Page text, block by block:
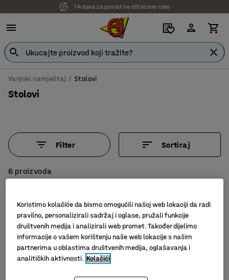
14 dana za povrat ne oštećene robe
Vanjski namještaj Stolovi
Stolovi
Filter Sortiraj
6 proizvoda
Koristimo kolačiće da bismo omogućili našoj web lokaciji da radi
pravilno, personalizirali sadržaj i oglase, pružali funkcije
društvenih medija i analizirali web promet. Također dijelimo
informacije o vašem korištenju naše web lokacije s našim
partnerima u oblastima društvenih medija, oglašavanja i
analitičkih aktivnosti. Kolačići